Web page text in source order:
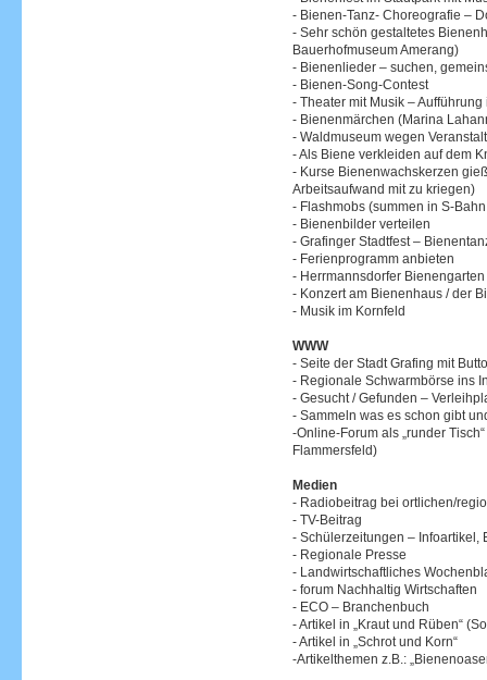
- Bienen-Tanz- Choreografie –
- Sehr schön gestaltetes
Bauerhofmuseum Amerang)
- Bienenlieder – suchen,
- Bienen-Song-Contest
- Theater mit Musik –
- Bienenmärchen (Marina
- Waldmuseum wegen
- Als Biene verkleiden auf dem
- Kurse Bienenwachskerzen
Arbeitsaufwand mit zu kriegen)
- Flashmobs (summen in S-
- Bienenbilder verteilen
- Grafinger Stadtfest –
- Ferienprogramm anbieten
- Herrmannsdorfer
- Konzert am Bienenhaus / der
- Musik im Kornfeld
WWW
- Seite der Stadt Grafing mit
- Regionale Schwarmbörse ins
- Gesucht / Gefunden –
- Sammeln was es schon gibt
-Online-Forum als „runder
Flammersfeld)
Medien
- Radiobeitrag bei ortlichen/
- TV-Beitrag
- Schülerzeitungen – Infoartikel,
- Regionale Presse
- Landwirtschaftliches
- forum Nachhaltig Wirtschaften
- ECO – Branchenbuch
- Artikel in „Kraut und Rüben“
- Artikel in „Schrot und Korn“
-Artikelthemen z.B.: